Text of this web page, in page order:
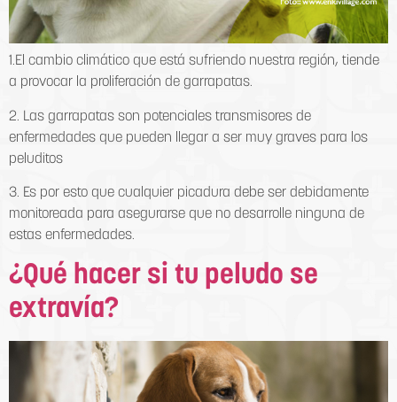
1.El cambio climático que está sufriendo nuestra región, tiende
a provocar la proliferación de garrapatas.
2. Las garrapatas son potenciales transmisores de
enfermedades que pueden llegar a ser muy graves para los
peluditos
3. Es por esto que cualquier picadura debe ser debidamente
monitoreada para asegurarse que no desarrolle ninguna de
estas enfermedades.
¿Qué hacer si tu peludo se
extravía?